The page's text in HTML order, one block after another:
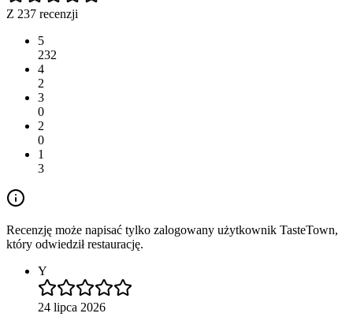
Z 237 recenzji
5
232
4
2
3
0
2
0
1
3
Recenzję może napisać tylko zalogowany użytkownik TasteTown,
który odwiedził restaurację.
Y
24 lipca 2026